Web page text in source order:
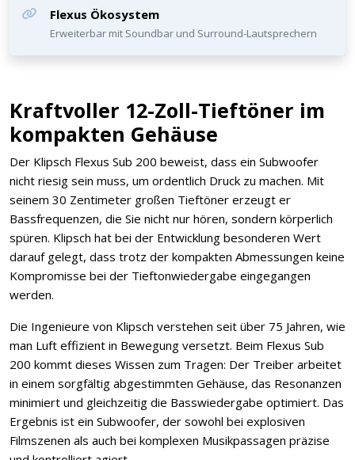
Flexus Ökosystem
Erweiterbar mit Soundbar und Surround-Lautsprechern
Kraftvoller 12-Zoll-Tieftöner im
kompakten Gehäuse
Der Klipsch Flexus Sub 200 beweist, dass ein Subwoofer
nicht riesig sein muss, um ordentlich Druck zu machen. Mit
seinem 30 Zentimeter großen Tieftöner erzeugt er
Bassfrequenzen, die Sie nicht nur hören, sondern körperlich
spüren. Klipsch hat bei der Entwicklung besonderen Wert
darauf gelegt, dass trotz der kompakten Abmessungen keine
Kompromisse bei der Tieftonwiedergabe eingegangen
werden.
Die Ingenieure von Klipsch verstehen seit über 75 Jahren, wie
man Luft effizient in Bewegung versetzt. Beim Flexus Sub
200 kommt dieses Wissen zum Tragen: Der Treiber arbeitet
in einem sorgfältig abgestimmten Gehäuse, das Resonanzen
minimiert und gleichzeitig die Basswiedergabe optimiert. Das
Ergebnis ist ein Subwoofer, der sowohl bei explosiven
Filmszenen als auch bei komplexen Musikpassagen präzise